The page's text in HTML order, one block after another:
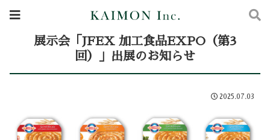
展示会「JFEX 加工食品EXPO（第3
回）」出展のお知らせ
2025.07.03